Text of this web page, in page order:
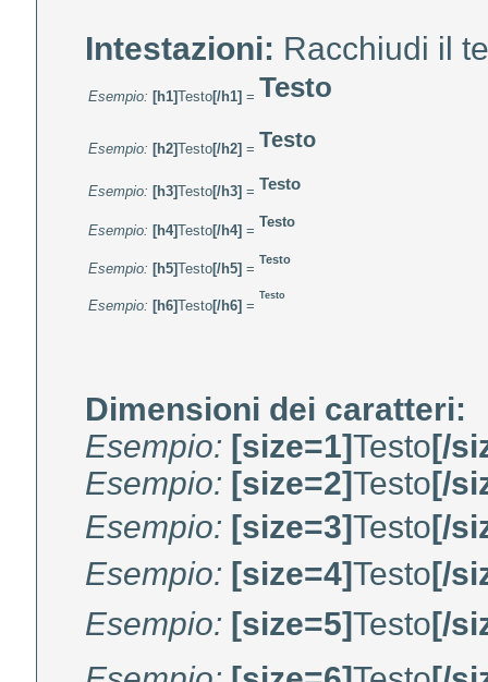
Intestazioni: Racchiudi il
Esempio: [h1]Testo[/h1] = Testo
Esempio: [h2]Testo[/h2] = Testo
Esempio: [h3]Testo[/h3] = Testo
Esempio: [h4]Testo[/h4] =
Testo
Esempio: [h5]Testo[/h5] =
Testo
Esempio: [h6]Testo[/h6] =
Testo
Dimensioni dei caratteri:
Esempio: [size=1]Testo[/
Esempio: [size=2]Testo[/
Esempio: [size=3]Testo[/
Esempio: [size=4]Testo[/
Esempio: [size=5]Testo[/